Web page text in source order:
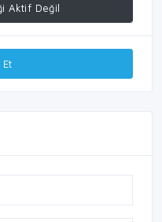
Aktif Değil